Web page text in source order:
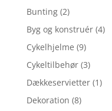
Bunting (2)
Byg og konstruér (4)
Cykelhjelme (9)
Cykeltilbehør (3)
Dækkeservietter (1)
Dekoration (8)